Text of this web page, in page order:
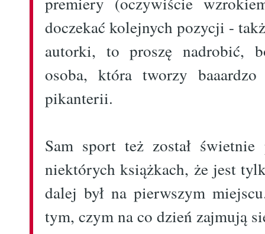
doczekać kolejnych pozycji -
autorki, to proszę nadrobić,
osoba, która tworzy
pikanterii.
Sam sport też został
niektórych książkach, że jest
dalej był na pierwszym
tym, czym na co dzień zajmują